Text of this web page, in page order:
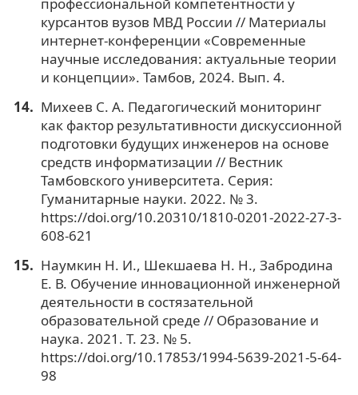
профессиональной компетентности у
курсантов вузов МВД России // Материалы
интернет-конференции «Современные
научные исследования: актуальные теории
и концепции». Тамбов, 2024. Вып. 4.
Михеев С. А. Педагогический мониторинг
как фактор результативности дискуссионной
подготовки будущих инженеров на основе
средств информатизации // Вестник
Тамбовского университета. Серия:
Гуманитарные науки. 2022. № 3.
https://doi.org/10.20310/1810-0201-2022-27-3-
608-621
Наумкин Н. И., Шекшаева Н. Н., Забродина
Е. В. Обучение инновационной инженерной
деятельности в состязательной
образовательной среде // Образование и
наука. 2021. Т. 23. № 5.
https://doi.org/10.17853/1994-5639-2021-5-64-
98